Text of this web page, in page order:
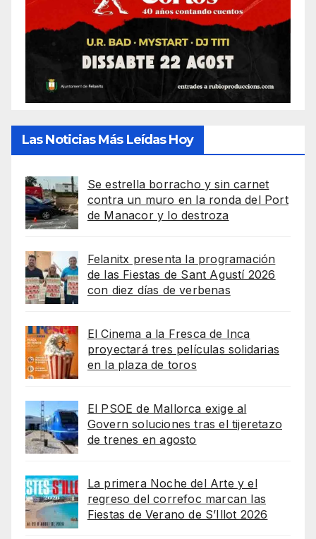
Las Noticias Más Leídas Hoy
Se estrella borracho y sin carnet
contra un muro en la ronda del Port
de Manacor y lo destroza
Felanitx presenta la programación
de las Fiestas de Sant Agustí 2026
con diez días de verbenas
El Cinema a la Fresca de Inca
proyectará tres películas solidarias
en la plaza de toros
El PSOE de Mallorca exige al
Govern soluciones tras el tijeretazo
de trenes en agosto
La primera Noche del Arte y el
regreso del correfoc marcan las
Fiestas de Verano de S’Illot 2026